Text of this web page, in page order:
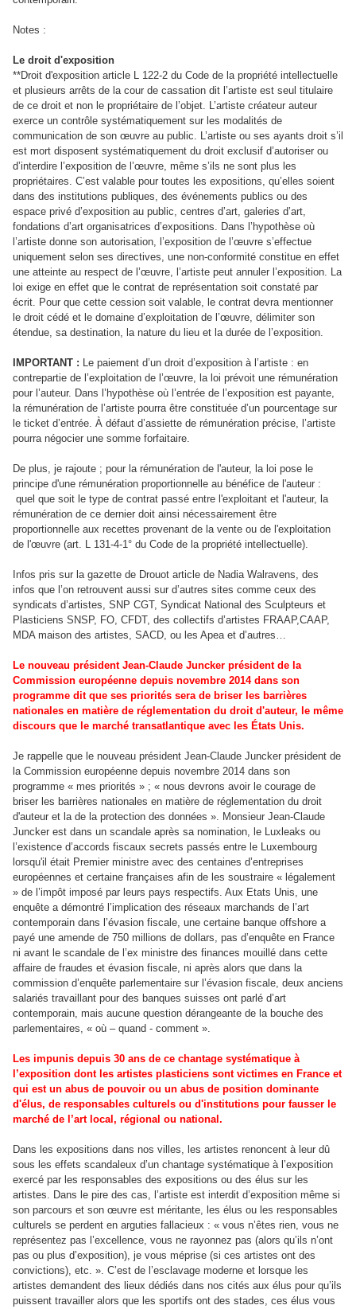
Notes :
Le droit d'exposition
**Droit d'exposition article L 122-2 du Code de la propriété intellectuelle
et plusieurs arrêts de la cour de cassation dit l’artiste est seul titulaire
de ce droit et non le propriétaire de l’objet. L’artiste créateur auteur
exerce un contrôle systématiquement sur les modalités de
communication de son œuvre au public. L’artiste ou ses ayants droit s’il
est mort disposent systématiquement du droit exclusif d’autoriser ou
d’interdire l’exposition de l’œuvre, même s’ils ne sont plus les
propriétaires. C’est valable pour toutes les expositions, qu’elles soient
dans des institutions publiques, des événements publics ou des
espace privé d’exposition au public, centres d’art, galeries d’art,
fondations d’art organisatrices d’expositions. Dans l’hypothèse où
l’artiste donne son autorisation, l’exposition de l’œuvre s’effectue
uniquement selon ses directives, une non-conformité constitue en effet
une atteinte au respect de l’œuvre, l’artiste peut annuler l’exposition. La
loi exige en effet que le contrat de représentation soit constaté par
écrit. Pour que cette cession soit valable, le contrat devra mentionner
le droit cédé et le domaine d’exploitation de l’œuvre, délimiter son
étendue, sa destination, la nature du lieu et la durée de l’exposition.
IMPORTANT : Le paiement d’un droit d’exposition à l’artiste : en
contrepartie de l’exploitation de l’œuvre, la loi prévoit une rémunération
pour l’auteur. Dans l’hypothèse où l’entrée de l’exposition est payante,
la rémunération de l’artiste pourra être constituée d’un pourcentage sur
le ticket d’entrée. À défaut d’assiette de rémunération précise, l’artiste
pourra négocier une somme forfaitaire.
De plus, je rajoute ; pour la rémunération de l'auteur, la loi pose le
principe d'une rémunération proportionnelle au bénéfice de l'auteur :
quel que soit le type de contrat passé entre l'exploitant et l'auteur, la
rémunération de ce dernier doit ainsi nécessairement être
proportionnelle aux recettes provenant de la vente ou de l'exploitation
de l'œuvre (art. L 131-4-1° du Code de la propriété intellectuelle).
Infos pris sur la gazette de Drouot article de Nadia Walravens, des
infos que l’on retrouvent aussi sur d’autres sites comme ceux des
syndicats d’artistes, SNP CGT, Syndicat National des Sculpteurs et
Plasticiens SNSP, FO, CFDT, des collectifs d’artistes FRAAP,CAAP,
MDA maison des artistes, SACD, ou les Apea et d’autres…
Le nouveau président Jean-Claude Juncker président de la
Commission européenne depuis novembre 2014 dans son
programme dit que ses priorités sera de briser les barrières
nationales en matière de réglementation du droit d'auteur, le même
discours que le marché transatlantique avec les États Unis.
Je rappelle que le nouveau président Jean-Claude Juncker président de
la Commission européenne depuis novembre 2014 dans son
programme « mes priorités » ; « nous devrons avoir le courage de
briser les barrières nationales en matière de réglementation du droit
d'auteur et la de la protection des données ». Monsieur Jean-Claude
Juncker est dans un scandale après sa nomination, le Luxleaks ou
l’existence d’accords fiscaux secrets passés entre le Luxembourg
lorsqu'il était Premier ministre avec des centaines d’entreprises
européennes et certaine françaises afin de les soustraire « légalement
» de l’impôt imposé par leurs pays respectifs. Aux Etats Unis, une
enquête a démontré l’implication des réseaux marchands de l’art
contemporain dans l’évasion fiscale, une certaine banque offshore a
payé une amende de 750 millions de dollars, pas d’enquête en France
ni avant le scandale de l’ex ministre des finances mouillé dans cette
affaire de fraudes et évasion fiscale, ni après alors que dans la
commission d’enquête parlementaire sur l’évasion fiscale, deux anciens
salariés travaillant pour des banques suisses ont parlé d’art
contemporain, mais aucune question dérangeante de la bouche des
parlementaires, « où – quand - comment ».
Les impunis depuis 30 ans de ce chantage systématique à
l’exposition dont les artistes plasticiens sont victimes en France et
qui est un abus de pouvoir ou un abus de position dominante
d'élus, de responsables culturels ou d'institutions pour fausser le
marché de l’art local, régional ou national.
Dans les expositions dans nos villes, les artistes renoncent à leur dû
sous les effets scandaleux d’un chantage systématique à l’exposition
exercé par les responsables des expositions ou des élus sur les
artistes. Dans le pire des cas, l’artiste est interdit d’exposition même si
son parcours et son œuvre est méritante, les élus ou les responsables
culturels se perdent en arguties fallacieux : « vous n’êtes rien, vous ne
représentez pas l’excellence, vous ne rayonnez pas (alors qu’ils n’ont
pas ou plus d’exposition), je vous méprise (si ces artistes ont des
convictions), etc. ». C’est de l’esclavage moderne et lorsque les
artistes demandent des lieux dédiés dans nos cités aux élus pour qu’ils
puissent travailler alors que les sportifs ont des stades, ces élus vous